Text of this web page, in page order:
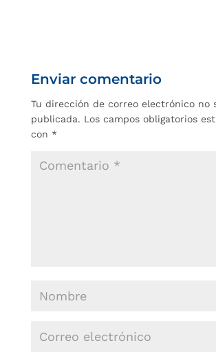
Enviar comentario
Tu dirección de correo electrónico no
publicada. Los campos obligatorios
con *